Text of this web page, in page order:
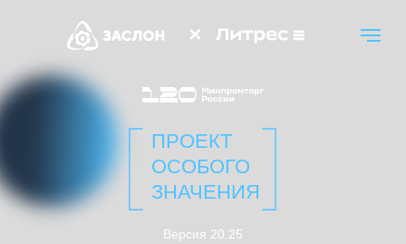
Версия 20.25
ПРОЕКТ
ОСОБОГО
ЗНАЧЕНИЯ